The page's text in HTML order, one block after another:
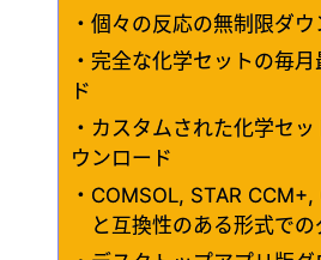
・個々の反応の無制限ダウ
・完全な化学セットの毎
ド
・カスタムされた化学セ
ウンロード
・COMSOL, STAR
と互換性のある形式での